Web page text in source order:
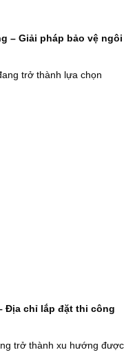
– Giải pháp bảo vệ ngôi
trở thành lựa chọn
Địa chỉ lắp đặt thi công
trở thành xu hướng được